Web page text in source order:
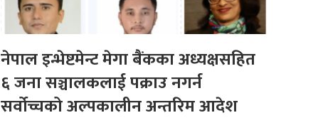
नेपाल इन्भेष्टमेन्ट मेगा बैंकका अध्यक्षसहित
६ जना सञ्चालकलाई पक्राउ नगर्न
सर्वोच्चको अल्पकालीन अन्तरिम आदेश